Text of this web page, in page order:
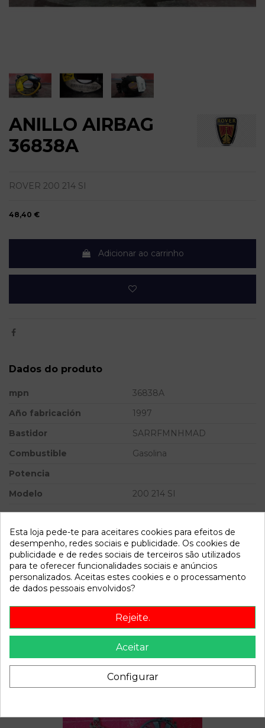
ANILLO AIRBAG
36838A
ROVER 200 214 SI
48,40 €
Adicionar ao carrinho
Dados do produto
mpn
36838A
Año fabricación
1997
Bastidor
SARRFMNHMAD
Combustible
Gasolina
Potencia
Modelo
200 214 SI
Disponível a partir de: 2022-04-06
Descrição
OEM IAM 36838A
Também poderá gostar
Esta loja pede-te para aceitares cookies para efeitos de
desempenho, redes sociais e publicidade. Os cookies de
publicidade e de redes sociais de terceiros são utilizados
para te oferecer funcionalidades sociais e anúncios
personalizados. Aceitas estes cookies e o processamento
de dados pessoais envolvidos?
Rejeite.
Aceitar
Configurar